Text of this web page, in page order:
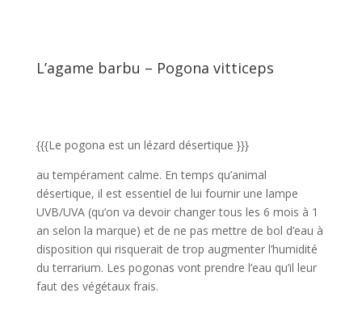
L’agame barbu – Pogona vitticeps
{{{Le pogona est un lézard désertique }}}
au tempérament calme. En temps qu’animal
désertique, il est essentiel de lui fournir une lampe
UVB/UVA (qu’on va devoir changer tous les 6 mois à 1
an selon la marque) et de ne pas mettre de bol d’eau à
disposition qui risquerait de trop augmenter l’humidité
du terrarium. Les pogonas vont prendre l’eau qu’il leur
faut des végétaux frais.